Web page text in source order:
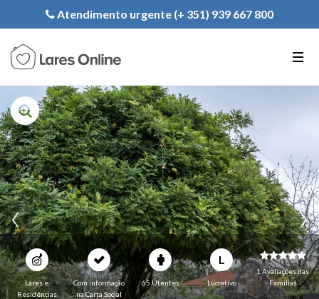
Registe a sua Instituição
Atendimento urgente (+ 351) 939 667 800
Lares e
Residências
Com informação
na Carta Social
65 Utentes
L
Lucrativo
1 Avaliações das
Familias